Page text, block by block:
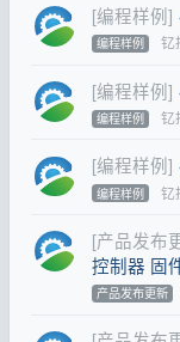
[编程样例]
编程样例 钇
[编程样例]
编程样例 钇
[编程样例]
编程样例 钇
[产品发布
控制器 固
产品发布更新